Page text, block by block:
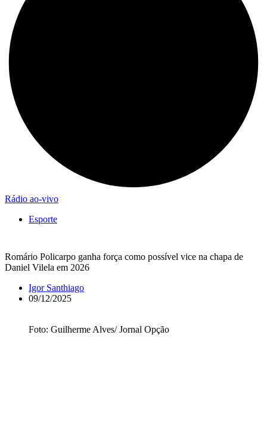
Rádio ao-vivo
Esporte
Romário Policarpo ganha força como possível vice na chapa de
Daniel Vilela em 2026
Igor Santhiago
09/12/2025
Foto: Guilherme Alves/ Jornal Opção